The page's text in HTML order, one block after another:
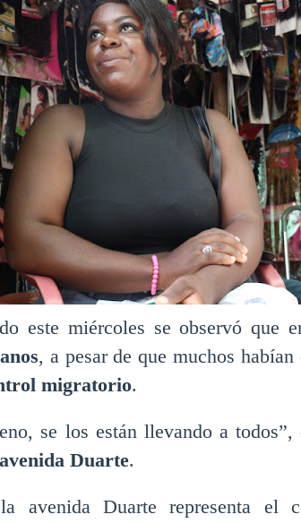
este miércoles se observó que
, a pesar de que muchos
migratorio.
se los están llevando a
avenida Duarte.
avenida Duarte representa el